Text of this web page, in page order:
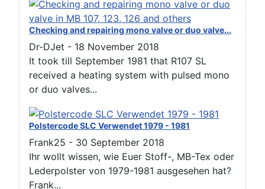
Checking and repairing mono valve or duo valve...
Dr-DJet - 18 November 2018
It took till September 1981 that R107 SL
received a heating system with pulsed mono
or duo valves...
Polstercode SLC Verwendet 1979 - 1981
Frank25 - 30 September 2018
Ihr wollt wissen, wie Euer Stoff-, MB-Tex oder
Lederpolster von 1979-1981 ausgesehen hat?
Frank...